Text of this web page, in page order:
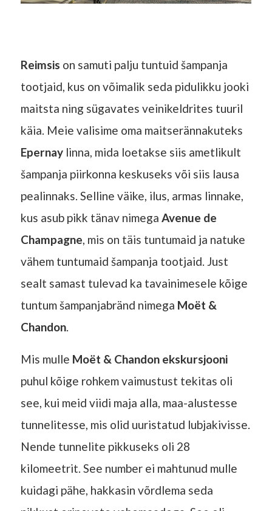
Reimsis on samuti palju tuntuid šampanja
tootjaid, kus on võimalik seda pidulikku jooki
maitsta ning sügavates veinikeldrites tuuril
käia. Meie valisime oma maitserännakuteks
Epernaylinna, mida loetakse siis ametlikult
šampanja piirkonna keskuseks või siis lausa
pealinnaks. Selline väike, ilus, armas linnake,
kus asub pikk tänav nimega Avenue de
Champagne, mis on täis tuntumaid ja natuke
vähem tuntumaid šampanja tootjaid. Just
sealt samast tulevad ka tavainimesele kõige
tuntum šampanjabränd nimega Moët &
Chandon.
Mis mulle Moët & Chandon ekskursjooni
puhul kõige rohkem vaimustust tekitas oli
see, kui meid viidi maja alla, maa-alustesse
tunnelitesse, mis olid uuristatud lubjakivisse.
Nende tunnelite pikkuseks oli 28
kilomeetrit. See number ei mahtunud mulle
kuidagi pähe, hakkasin võrdlema seda